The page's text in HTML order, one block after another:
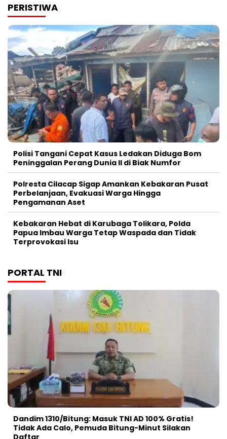
PERISTIWA
Polisi Tangani Cepat Kasus Ledakan Diduga Bom
Peninggalan Perang Dunia II di Biak Numfor
Polresta Cilacap Sigap Amankan Kebakaran Pusat
Perbelanjaan, Evakuasi Warga Hingga
Pengamanan Aset
Kebakaran Hebat di Karubaga Tolikara, Polda
Papua Imbau Warga Tetap Waspada dan Tidak
Terprovokasi Isu
PORTAL TNI
Dandim 1310/Bitung: Masuk TNI AD 100% Gratis!
Tidak Ada Calo, Pemuda Bitung-Minut Silakan